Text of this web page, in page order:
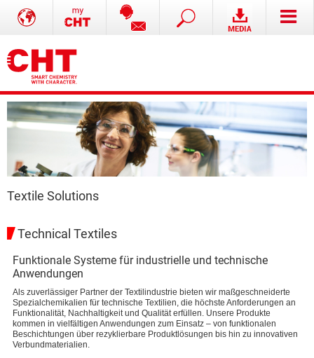
Textile Solutions
Technical Textiles
Funktionale Systeme für industrielle und technische
Anwendungen
Als zuverlässiger Partner der Textilindustrie bieten wir maßgeschneiderte
Spezialchemikalien für technische Textilien, die höchste Anforderungen an
Funktionalität, Nachhaltigkeit und Qualität erfüllen. Unsere Produkte
kommen in vielfältigen Anwendungen zum Einsatz – von funktionalen
Beschichtungen über rezyklierbare Produktlösungen bis hin zu innovativen
Verbundmaterialien.